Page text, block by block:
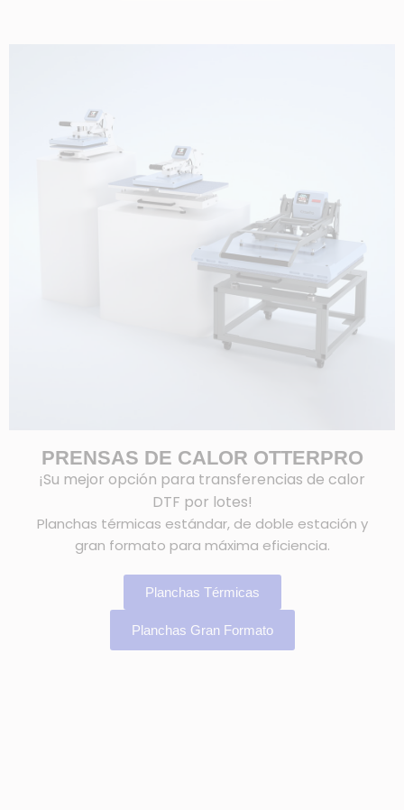
PRENSAS DE CALOR OTTERPRO
¡Su mejor opción para transferencias de calor
DTF por lotes!
Planchas térmicas estándar, de doble estación y
gran formato para máxima eficiencia.
Planchas Térmicas
Planchas Gran Formato